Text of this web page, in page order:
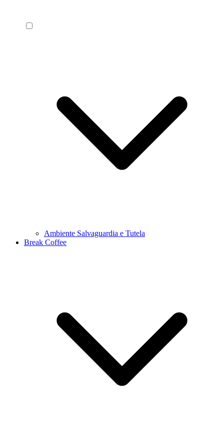
Ambiente Salvaguardia e Tutela
Break Coffee